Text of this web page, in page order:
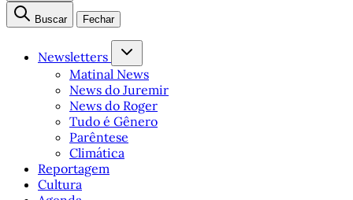
Buscar Fechar
Newsletters
Matinal News
News do Juremir
News do Roger
Tudo é Gênero
Parêntese
Climática
Reportagem
Cultura